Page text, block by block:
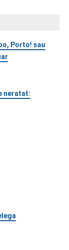
Porto! sau
neratat: